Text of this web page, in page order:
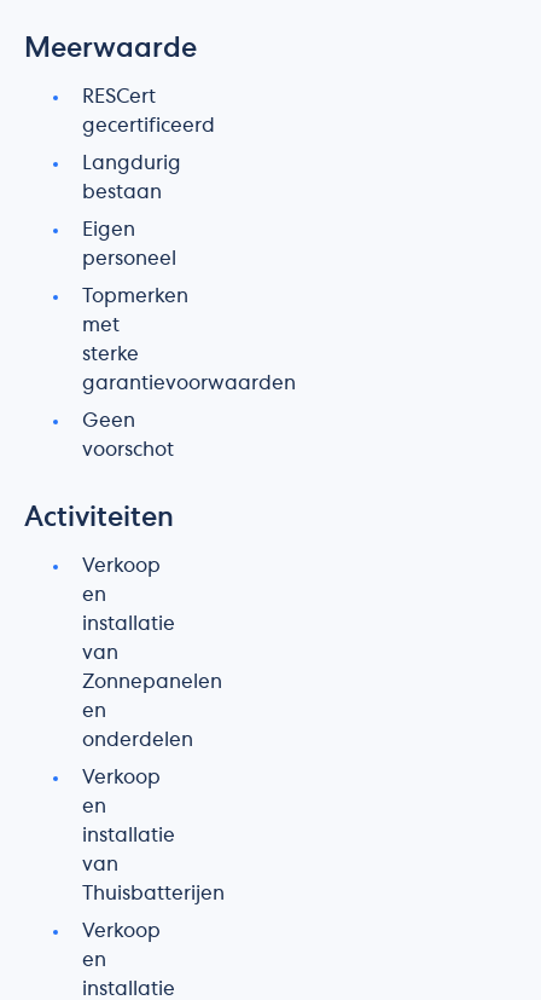
Meerwaarde
RESCert
gecertificeerd
Langdurig
bestaan
Eigen
personeel
Topmerken
met
sterke
garantievoorwaarden
Geen
voorschot
Activiteiten
Verkoop
en
installatie
van
Zonnepanelen
en
onderdelen
Verkoop
en
installatie
van
Thuisbatterijen
Verkoop
en
installatie